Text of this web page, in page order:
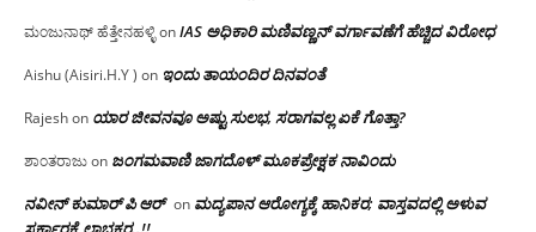
ಮಂಜುನಾಥ್ ಹೆತ್ತೇನಹಳ್ಳಿonIAS ಅಧಿಕಾರಿ ಮಣಿವಣ್ಣನ್ ವರ್ಗಾವಣೆಗೆ ಹೆಚ್ಚಿದ‌ ವಿರೋಧ
Aishu (Aisiri.H.Y ) on ಇಂದು ತಾಯಂದಿರ ದಿನವಂತೆ
Rajeshon ಯಾರ ಜೀವನವೂ ಅಷ್ಟು ಸುಲಭ, ಸರಾಗವಲ್ಲ ಏಕೆ ಗೊತ್ತಾ?
ಶಾಂತರಾಜುon ಜಂಗಮವಾಣಿ ಜಾಗದೊಳ್ ಮೂಕಪ್ರೇಕ್ಷಕ ನಾವಿಂದು
ನವೀನ್ ಕುಮಾರ್ ಪಿ ಆರ್ on ಮದ್ಯಪಾನ ಆರೋಗ್ಯಕ್ಕೆ ಹಾನಿಕರ; ವಾಸ್ತವದಲ್ಲಿ ಅಳುವ